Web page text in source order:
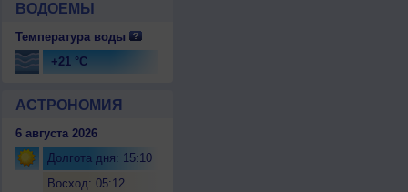
ВОДОЕМЫ
Температура воды
+21 °C
АСТРОНОМИЯ
6 августа 2026
Долгота дня: 15:10
Восход: 05:12